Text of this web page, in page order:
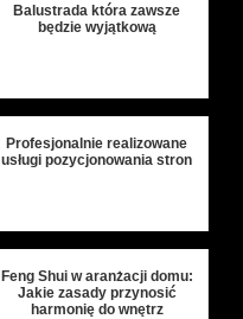
Balustrada która zawsze
będzie wyjątkową
Profesjonalnie realizowane
usługi pozycjonowania stron
Feng Shui w aranżacji domu:
Jakie zasady przynosić
harmonię do wnętrz